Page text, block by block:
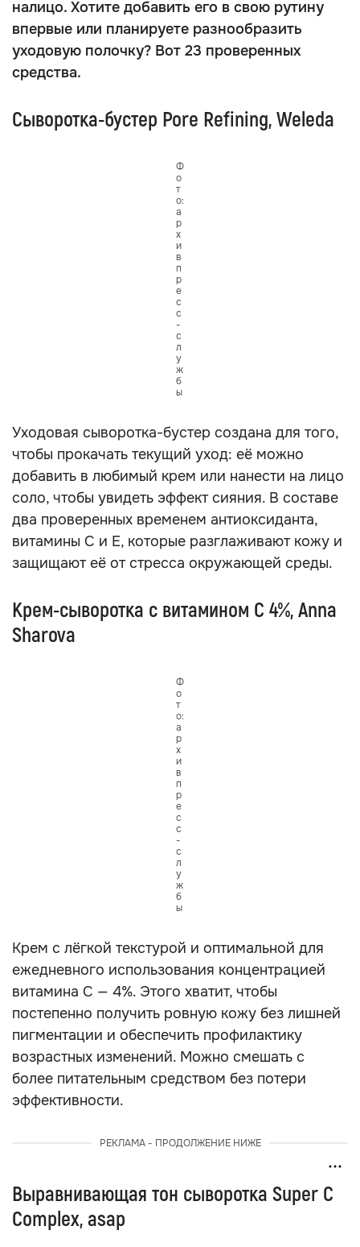
налицо. Хотите добавить его в свою рутину
впервые или планируете разнообразить
уходовую полочку? Вот 23 проверенных
средства.
Сыворотка-бустер Pore Refining, Weleda
Ф
о
т
о:
а
р
х
и
в
п
р
е
с
с
-
с
л
у
ж
б
ы
Уходовая сыворотка-бустер создана для того,
чтобы прокачать текущий уход: её можно
добавить в любимый крем или нанести на лицо
соло, чтобы увидеть эффект сияния. В составе
два проверенных временем антиоксиданта,
витамины С и Е, которые разглаживают кожу и
защищают её от стресса окружающей среды.
Крем-сыворотка с витамином С 4%, Anna
Sharova
Ф
о
т
о:
а
р
х
и
в
п
р
е
с
с
-
с
л
у
ж
б
ы
Крем с лёгкой текстурой и оптимальной для
ежедневного использования концентрацией
витамина С — 4%. Этого хватит, чтобы
постепенно получить ровную кожу без лишней
пигментации и обеспечить профилактику
возрастных изменений. Можно смешать с
более питательным средством без потери
эффективности.
РЕКЛАМА - ПРОДОЛЖЕНИЕ НИЖЕ
Выравнивающая тон сыворотка Super C
Complex, asap